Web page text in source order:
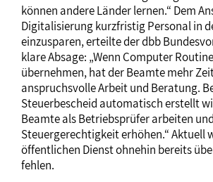
können andere Länder lernen.“ Dem
Digitalisierung kurzfristig Personal in
einzusparen, erteilte der dbb
klare Absage: „Wenn Computer
übernehmen, hat der Beamte mehr
anspruchsvolle Arbeit und Beratung.
Steuerbescheid automatisch erstellt
Beamte als Betriebsprüfer arbeiten
Steuergerechtigkeit erhöhen.“ Aktuell
öffentlichen Dienst ohnehin bereits
fehlen.